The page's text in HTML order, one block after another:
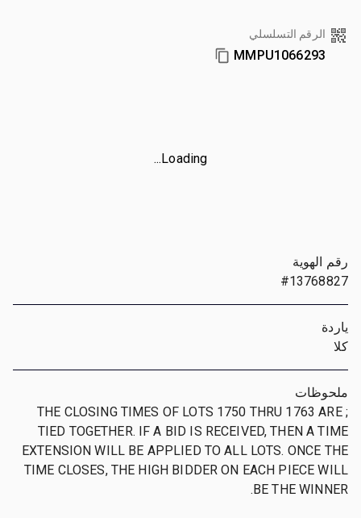
الرقم التسلسلي
MMPU1066293
Loading...
رقم الهوية
#13768827
ياردة
كلا
ملحوظات
; THE CLOSING TIMES OF LOTS 1750 THRU 1763 ARE
TIED TOGETHER. IF A BID IS RECEIVED, THEN A TIME
EXTENSION WILL BE APPLIED TO ALL LOTS. ONCE THE
TIME CLOSES, THE HIGH BIDDER ON EACH PIECE WILL
BE THE WINNER.